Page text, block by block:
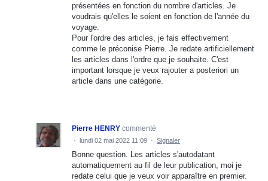
présentées en fonction du nombre d'articles. Je
voudrais qu'elles le soient en fonction de l'année du
voyage.
Pour l'ordre des articles, je fais effectivement
comme le préconise Pierre. Je redate artificiellement
les articles dans l'ordre que je souhaite. C'est
important lorsque je veux rajouter a posteriori un
article dans une catégorie.
Pierre HENRY commenté
· lundi 02 mai 2022 11:09 · Signaler
Bonne question. Les articles s'autodatant
automatiquement au fil de leur publication, moi je
redate celui que je veux voir apparaître en premier.